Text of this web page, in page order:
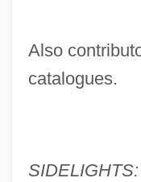
Also
catalogues.
SIDELIGHTS: